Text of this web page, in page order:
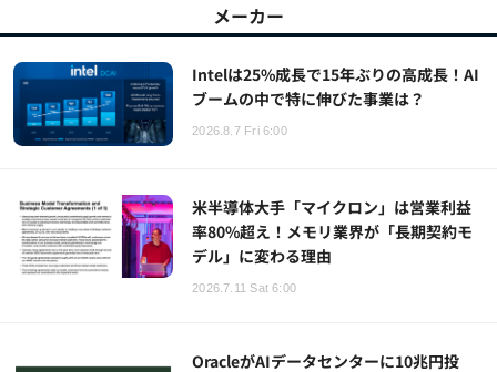
メーカー
Intelは25%成長で15年ぶりの高成長！AI
ブームの中で特に伸びた事業は？
2026.8.7 Fri 6:00
米半導体大手「マイクロン」は営業利益
率80%超え！メモリ業界が「長期契約モ
デル」に変わる理由
2026.7.11 Sat 6:00
OracleがAIデータセンターに10兆円投